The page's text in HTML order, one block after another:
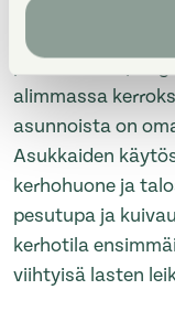
Kodikas
alimmassa
asunnoista on
Asukkaiden
kerhohuone ja
pesutupa ja
kerhotila
viihtyisä lasten